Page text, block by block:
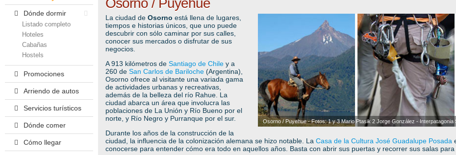
Dónde dormir
Listado completo
Hoteles
Cabañas
Hostels
Promociones
Arriendo de autos
Servicios turísticos
Dónde comer
Cómo llegar
Osorno / Puyehue
Osorno / Puyehue - Fotos: 1 y 3 Mario Ptasik 2 Jorge González - Interpatagonia
La ciudad de Osorno está llena de lugares,
tiempos e historias únicos, que uno puede
descubrir con sólo caminar por sus calles,
conocer sus mercados o disfrutar de sus
negocios.
A 913 kilómetros de Santiago de Chile y a
260 de San Carlos de Bariloche (Argentina),
Osorno ofrece al visitante una variada gama
de actividades urbanas y recreativas,
además de la belleza del río Rahue. La
ciudad abarca un área que involucra las
poblaciones de La Unión y Río Bueno por el
norte, y Río Negro y Purranque por el sur.
Durante los años de la construcción de la
ciudad, la influencia de la colonización alemana se hizo notable. La Casa de la Cultura José Guadalupe Posada
conocerse para entender cómo era todo en aquellos años. Basta con abrir sus puertas y recorrer sus salas para